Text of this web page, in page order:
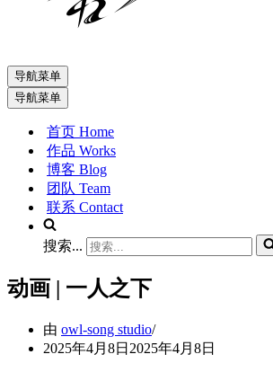
导航菜单
导航菜单
首页 Home
作品 Works
博客 Blog
团队 Team
联系 Contact
搜索...
动画 | 一人之下
由 owl-song studio
2025年4月8日 2025年4月8日